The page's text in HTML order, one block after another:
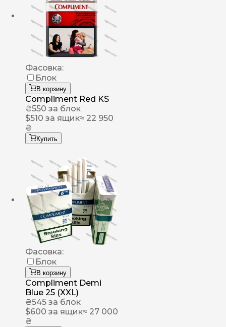
Фасовка:
Блок
В корзину
Compliment Red KS
₴550 за блок
$510 за ящик≈ 22 950
₴
Купить
Фасовка:
Блок
В корзину
Compliment Demi
Blue 25 (XXL)
₴545 за блок
$600 за ящик≈ 27 000
₴